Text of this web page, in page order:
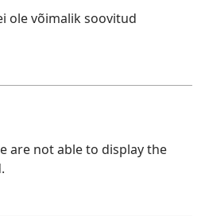
ole võimalik soovitud
are not able to display the